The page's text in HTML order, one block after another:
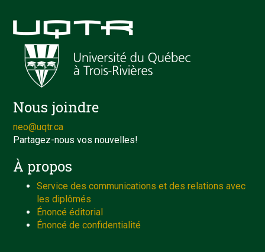
Nous joindre
neo@uqtr.ca
Partagez-nous vos nouvelles!
À propos
Service des communications et des relations avec
les diplômés
Énoncé éditorial
Énoncé de confidentialité